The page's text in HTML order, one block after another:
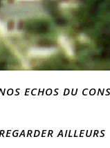
ECHOS DU
AILLEURS